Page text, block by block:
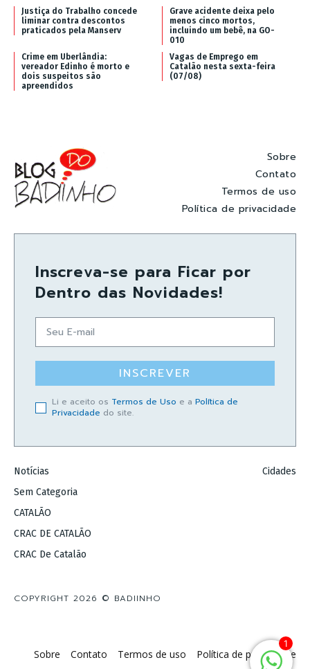
Justiça do Trabalho concede
liminar contra descontos
praticados pela Manserv
Grave acidente deixa pelo
menos cinco mortos,
incluindo um bebê, na GO-
010
Crime em Uberlândia:
vereador Edinho é morto e
dois suspeitos são
apreendidos
Vagas de Emprego em
Catalão nesta sexta-feira
(07/08)
Sobre
Contato
Termos de uso
Política de privacidade
Inscreva-se para Ficar por
Dentro das Novidades!
INSCREVER
Li e aceito os Termos de Uso e a Política de
Privacidade do site.
Notícias
Sem Categoria
CATALÃO
CRAC DE CATALÃO
CRAC De Catalão
Cidades
COPYRIGHT 2026 © BADIINHO
Sobre Contato Termos de uso Política de privacidade
1